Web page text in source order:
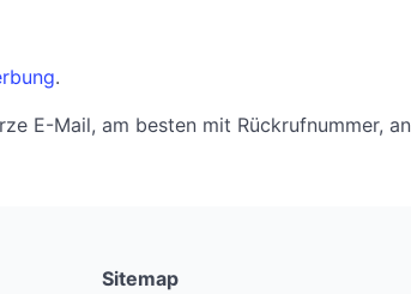
.
E-Mail, am besten mit Rückrufnummer, an
Sitemap